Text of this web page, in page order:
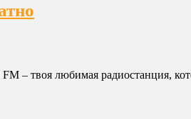
– твоя любимая радиостанция,